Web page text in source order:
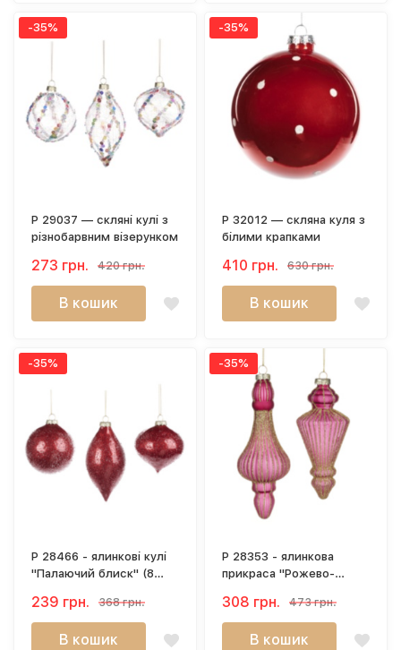
-35%
P 29037 — скляні кулі з
різнобарвним візерунком
273 грн. 420 грн.
В кошик
-35%
P 32012 — скляна куля з
білими крапками
410 грн. 630 грн.
В кошик
-35%
P 28466 - ялинкові кулі
"Палаючий блиск" (8
239 грн. 368 грн.
В кошик
-35%
P 28353 - ялинкова
прикраса "Рожево-
см)
308 грн. 473 грн.
В кошик